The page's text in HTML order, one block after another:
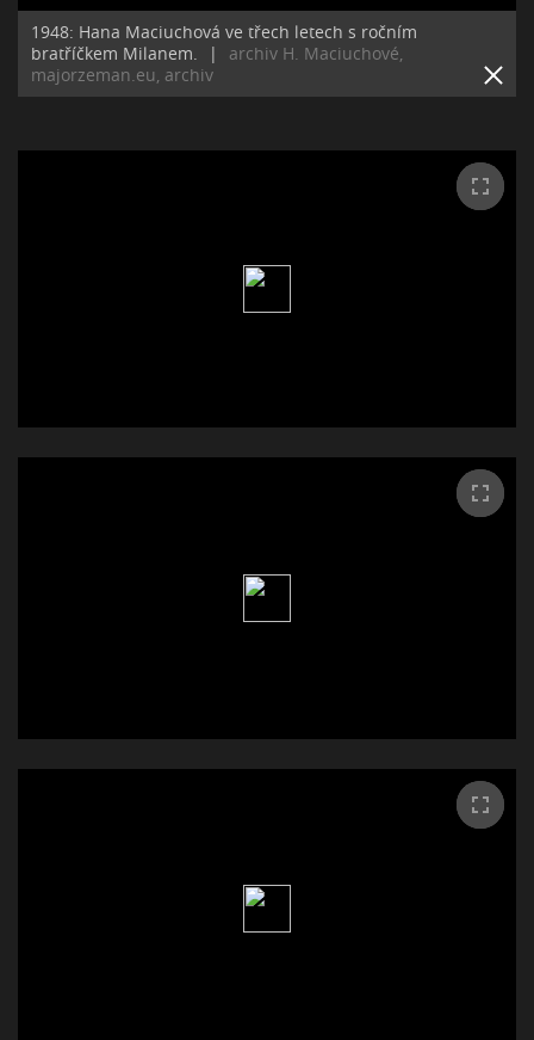
1948: Hana Maciuchová ve třech letech s ročním
bratříčkem Milanem.
|
archiv H. Maciuchové,
majorzeman.eu, archiv